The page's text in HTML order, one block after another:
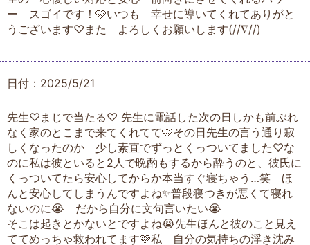
ー スゴイです！🩷いつも 幸せに導いてくれてありがと
うございます♡また よろしくお願いします(//∇//)
日付：2025/5/21
先生♡まじで当たる♡ 先生に電話した次の日しかも前ぶれ
なく家のとこまで来てくれてて🩷その日先生の言う通り寂
しくなったのか 少し素直でずっとくっついてました♡な
のに私は彼といると2人で晩酌もするから酔うのと、彼氏に
くっついてたら安心してからか本当すぐ寝ちゃう…笑 ほ
んと安心してしまうんですよね✨普段寝つきが悪くて寝れ
ないのに😭 だから自分に文句言いたい😭
そこは起きとかないとですよね😭先生ほんと彼のこと見え
ててめっちゃ救われてます🩷私 自分の気持ちの浮き沈み